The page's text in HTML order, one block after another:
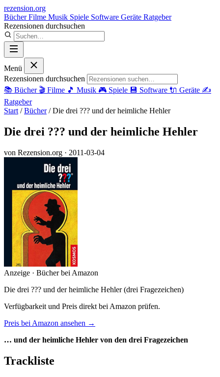
rezension.org
BücherFilme Musik Spiele Software Geräte Ratgeber
Rezensionen durchsuchen
Menü
Rezensionen durchsuchen
📚 Bücher 🎬 Filme 🎵 Musik 🎮 Spiele 💾 Software 🔌 Geräte ✍️
Ratgeber
Start / Bücher / Die drei ??? und der heimliche Hehler
Die drei ??? und der heimliche Hehler
von Rezension.org · 2011-03-04
Anzeige · Bücher bei Amazon
Die drei ??? und der heimliche Hehler (drei Fragezeichen)
Verfügbarkeit und Preis direkt bei Amazon prüfen.
Preis bei Amazon ansehen →
… und der heimliche Hehler von den drei Fragezeichen
Trackliste